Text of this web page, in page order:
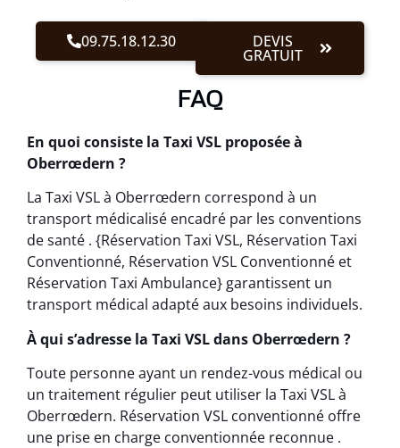
09.75.18.12.30 DEVIS
GRATUIT
FAQ
En quoi consiste la Taxi VSL proposée à
Oberrœdern ?
La Taxi VSL à Oberrœdern correspond à un
transport médicalisé encadré par les conventions
de santé . {Réservation Taxi VSL, Réservation Taxi
Conventionné, Réservation VSL Conventionné et
Réservation Taxi Ambulance} garantissent un
transport médical adapté aux besoins individuels.
À qui s’adresse la Taxi VSL dans Oberrœdern ?
Toute personne ayant un rendez-vous médical ou
un traitement régulier peut utiliser la Taxi VSL à
Oberrœdern. Réservation VSL conventionné offre
une prise en charge conventionnée reconnue .